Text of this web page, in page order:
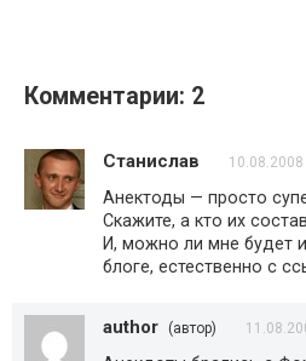
Комментарии: 2
Станислав
Анектоды — просто
Скажите, а кто их
И, можно ли мне будет
блоге, естественно с
author (автор)